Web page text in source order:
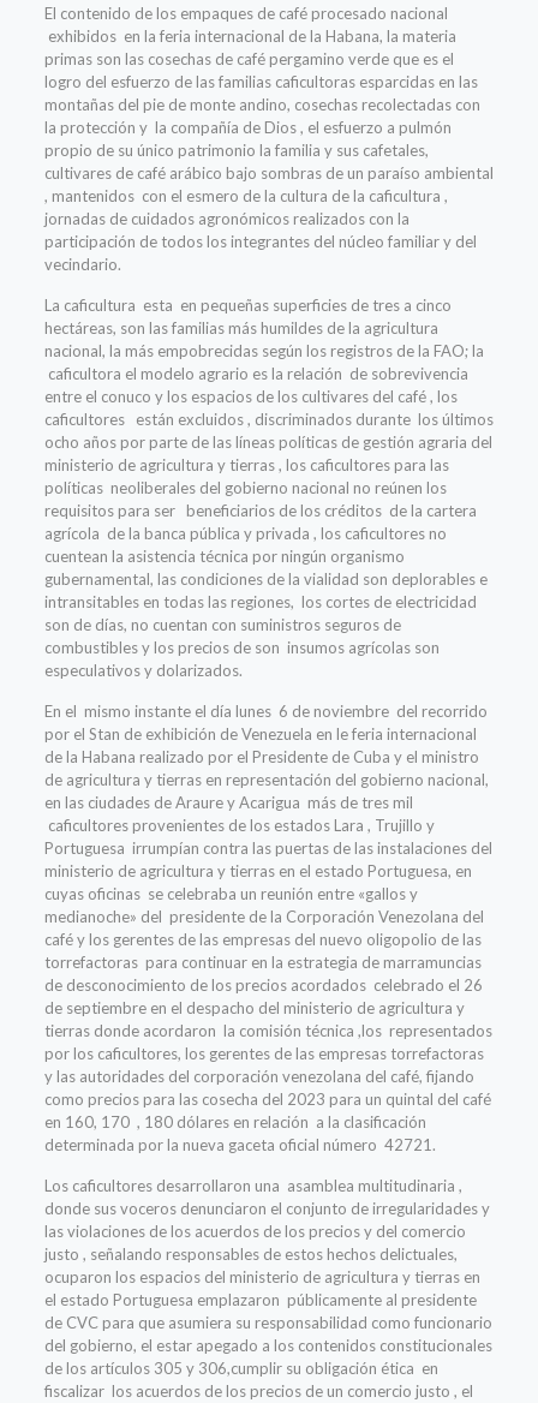
El contenido de los empaques de café procesado nacional
exhibidos en la feria internacional de la Habana, la materia
primas son las cosechas de café pergamino verde que es el
logro del esfuerzo de las familias caficultoras esparcidas en las
montañas del pie de monte andino, cosechas recolectadas con
la protección y la compañía de Dios , el esfuerzo a pulmón
propio de su único patrimonio la familia y sus cafetales,
cultivares de café arábico bajo sombras de un paraíso ambiental
, mantenidos con el esmero de la cultura de la caficultura ,
jornadas de cuidados agronómicos realizados con la
participación de todos los integrantes del núcleo familiar y del
vecindario.
La caficultura esta en pequeñas superficies de tres a cinco
hectáreas, son las familias más humildes de la agricultura
nacional, la más empobrecidas según los registros de la FAO; la
caficultora el modelo agrario es la relación de sobrevivencia
entre el conuco y los espacios de los cultivares del café , los
caficultores están excluidos , discriminados durante los últimos
ocho años por parte de las líneas políticas de gestión agraria del
ministerio de agricultura y tierras , los caficultores para las
políticas neoliberales del gobierno nacional no reúnen los
requisitos para ser beneficiarios de los créditos de la cartera
agrícola de la banca pública y privada , los caficultores no
cuentean la asistencia técnica por ningún organismo
gubernamental, las condiciones de la vialidad son deplorables e
intransitables en todas las regiones, los cortes de electricidad
son de días, no cuentan con suministros seguros de
combustibles y los precios de son insumos agrícolas son
especulativos y dolarizados.
En el mismo instante el día lunes 6 de noviembre del recorrido
por el Stan de exhibición de Venezuela en le feria internacional
de la Habana realizado por el Presidente de Cuba y el ministro
de agricultura y tierras en representación del gobierno nacional,
en las ciudades de Araure y Acarigua más de tres mil
caficultores provenientes de los estados Lara , Trujillo y
Portuguesa irrumpían contra las puertas de las instalaciones del
ministerio de agricultura y tierras en el estado Portuguesa, en
cuyas oficinas se celebraba un reunión entre «gallos y
medianoche» del presidente de la Corporación Venezolana del
café y los gerentes de las empresas del nuevo oligopolio de las
torrefactoras para continuar en la estrategia de marramuncias
de desconocimiento de los precios acordados celebrado el 26
de septiembre en el despacho del ministerio de agricultura y
tierras donde acordaron la comisión técnica ,los representados
por los caficultores, los gerentes de las empresas torrefactoras
y las autoridades del corporación venezolana del café, fijando
como precios para las cosecha del 2023 para un quintal del café
en 160, 170 , 180 dólares en relación a la clasificación
determinada por la nueva gaceta oficial número 42721.
Los caficultores desarrollaron una asamblea multitudinaria ,
donde sus voceros denunciaron el conjunto de irregularidades y
las violaciones de los acuerdos de los precios y del comercio
justo , señalando responsables de estos hechos delictuales,
ocuparon los espacios del ministerio de agricultura y tierras en
el estado Portuguesa emplazaron públicamente al presidente
de CVC para que asumiera su responsabilidad como funcionario
del gobierno, el estar apegado a los contenidos constitucionales
de los artículos 305 y 306,cumplir su obligación ética en
fiscalizar los acuerdos de los precios de un comercio justo , el